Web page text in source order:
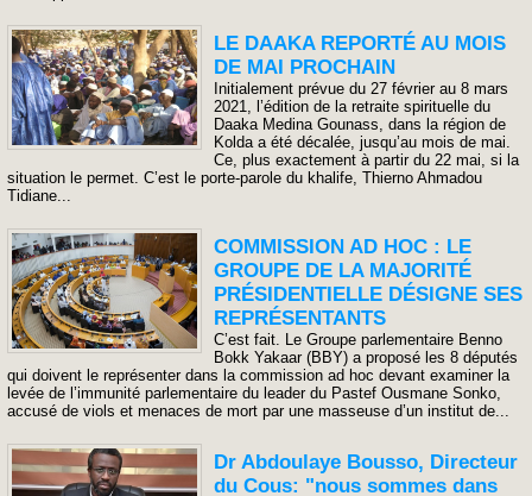
LE DAAKA REPORTÉ AU MOIS
DE MAI PROCHAIN
Initialement prévue du 27 février au 8 mars
2021, l’édition de la retraite spirituelle du
Daaka Medina Gounass, dans la région de
Kolda a été décalée, jusqu’au mois de mai.
Ce, plus exactement à partir du 22 mai, si la
situation le permet. C’est le porte-parole du khalife, Thierno Ahmadou
Tidiane...
COMMISSION AD HOC : LE
GROUPE DE LA MAJORITÉ
PRÉSIDENTIELLE DÉSIGNE SES
REPRÉSENTANTS
C’est fait. Le Groupe parlementaire Benno
Bokk Yakaar (BBY) a proposé les 8 députés
qui doivent le représenter dans la commission ad hoc devant examiner la
levée de l’immunité parlementaire du leader du Pastef Ousmane Sonko,
accusé de viols et menaces de mort par une masseuse d’un institut de...
Dr Abdoulaye Bousso, Directeur
du Cous: "nous sommes dans